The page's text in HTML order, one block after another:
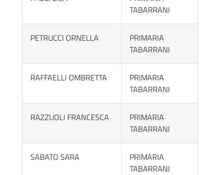
TABARRANI
PETRUCCI ORNELLA
PRIMARIA
TABARRANI
RAFFAELLI OMBRETTA
PRIMARIA
TABARRANI
RAZZUOLI FRANCESCA
PRIMARIA
TABARRANI
SABATO SARA
PRIMARIA
TABARRANI